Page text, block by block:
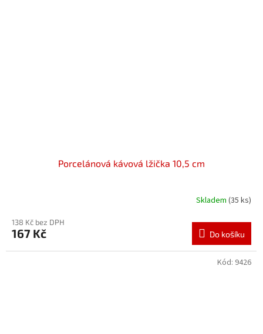
Porcelánová kávová lžička 10,5 cm
Skladem (35 ks)
138 Kč bez DPH
167 Kč Do košíku
Kód: 9426